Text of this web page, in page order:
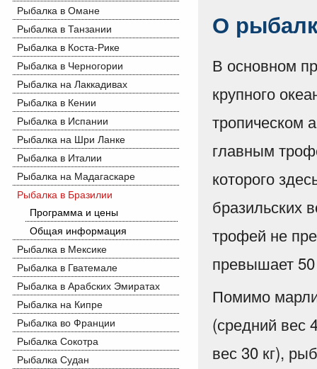
Рыбалка в Омане
Рыбалка в Танзании
Рыбалка в Коста-Рике
Рыбалка в Черногории
Рыбалка на Лаккадивах
Рыбалка в Кении
Рыбалка в Испании
Рыбалка на Шри Ланке
Рыбалка в Италии
Рыбалка на Мадагаскаре
Рыбалка в Бразилии
Программа и цены
Общая информация
Рыбалка в Мексике
Рыбалка в Гватемале
Рыбалка в Арабских Эмиратах
Рыбалка на Кипре
Рыбалка во Франции
Рыбалка Сокотра
Рыбалка Судан
О
В основном
крупного
тропическом
главным
которого
бразильских
трофей не
превышает
Помимо
(средний вес
вес 30 кг),